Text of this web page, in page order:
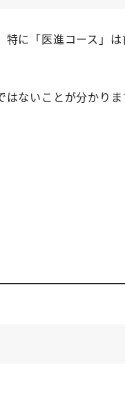
に「医進コース」
ないことが分かりま